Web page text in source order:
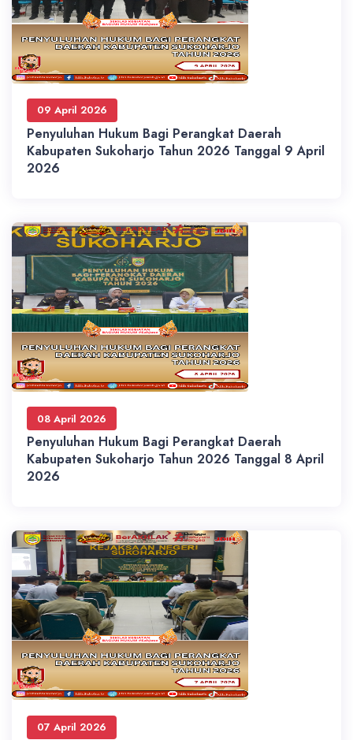
09 April 2026
Penyuluhan Hukum Bagi Perangkat Daerah
Kabupaten Sukoharjo Tahun 2026 Tanggal 9 April
2026
08 April 2026
Penyuluhan Hukum Bagi Perangkat Daerah
Kabupaten Sukoharjo Tahun 2026 Tanggal 8 April
2026
07 April 2026